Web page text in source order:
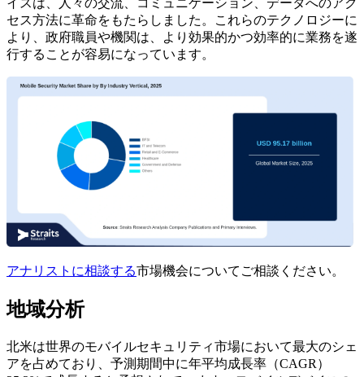
セス方法に革命をもたらしました。これらのテクノロジーに
より、政府職員や機関は、より効果的かつ効率的に業務を遂
行することが容易になっています。
アナリストに相談する市場機会についてご相談ください。
地域分析
北米は世界のモバイルセキュリティ市場において最大のシェ
アを占めており、予測期間中に年平均成長率（CAGR）